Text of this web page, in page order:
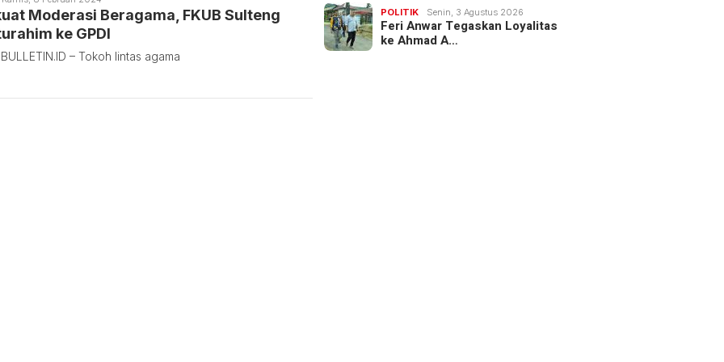
Moderasi Beragama, FKUB Sulteng
ke GPDI
– Tokoh lintas agama
POLITIK Senin, 3 Agustus 2026
Feri Anwar Tegaskan Loyalitas
ke Ahmad A…